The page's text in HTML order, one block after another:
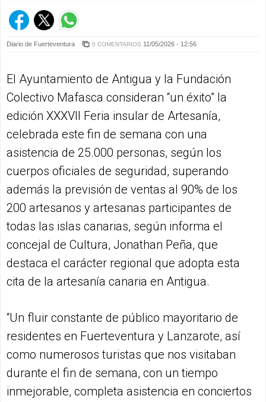
Diario de Fuerteventura 0 COMENTARIOS 11/05/2026 - 12:56
El Ayuntamiento de Antigua y la Fundación
Colectivo Mafasca consideran “un éxito” la
edición XXXVII Feria insular de Artesanía,
celebrada este fin de semana con una
asistencia de 25.000 personas, según los
cuerpos oficiales de seguridad, superando
además la previsión de ventas al 90% de los
200 artesanos y artesanas participantes de
todas las islas canarias, según informa el
concejal de Cultura, Jonathan Peña, que
destaca el carácter regional que adopta esta
cita de la artesanía canaria en Antigua.
“Un fluir constante de público mayoritario de
residentes en Fuerteventura y Lanzarote, así
como numerosos turistas que nos visitaban
durante el fin de semana, con un tiempo
inmejorable, completa asistencia en conciertos